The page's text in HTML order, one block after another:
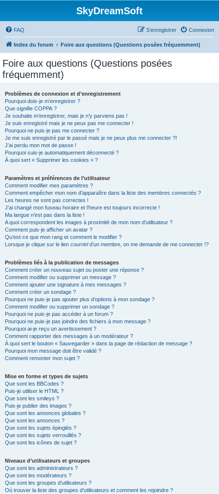
SkyDreamSoft
FAQ Connexion
S’enregistrer
Index du forum Foire aux questions (Questions posées fréquemment)
Foire aux questions (Questions posées
fréquemment)
Problèmes de connexion et d’enregistrement
Pourquoi dois-je m’enregistrer ?
Que signifie COPPA ?
Je souhaite m’enregistrer, mais je n’y parviens pas !
Je suis enregistré mais je ne peux pas me connecter !
Pourquoi ne puis-je pas me connecter ?
Je me suis enregistré par le passé mais je ne peux plus me connecter ?!
J’ai perdu mon mot de passe !
Pourquoi suis-je automatiquement déconnecté ?
À quoi sert « Supprimer les cookies » ?
Paramètres et préférences de l’utilisateur
Comment modifier mes paramètres ?
Comment empêcher mon nom d’apparaître dans la liste des membres connectés ?
Les heures ne sont pas correctes !
J’ai changé mon fuseau horaire et l’heure est toujours incorrecte !
Ma langue n’est pas dans la liste !
A quoi correspondent les images à proximité de mon nom d’utilisateur ?
Comment puis-je afficher un avatar ?
Qu’est-ce que mon rang et comment le modifier ?
Lorsque je clique sur le lien courrield’un membre, on me demande de me connecter !?
Problèmes liés à la publication de messages
Comment créer un nouveau sujet ou poster une réponse ?
Comment modifier ou supprimer un message ?
Comment ajouter une signature à mes messages ?
Comment créer un sondage ?
Pourquoi ne puis-je pas ajouter plus d’options à mon sondage ?
Comment modifier ou supprimer un sondage ?
Pourquoi ne puis-je pas accéder à un forum ?
Pourquoi ne puis-je pas joindre des fichiers à mon message ?
Pourquoi ai-je reçu un avertissement ?
Comment rapporter des messages à un modérateur ?
À quoi sert le bouton « Sauvegarder » dans la page de rédaction de message ?
Pourquoi mon message doit être validé ?
Comment remonter mon sujet ?
Mise en forme et types de sujets
Que sont les BBCodes ?
Puis-je utiliser le HTML ?
Que sont les smileys ?
Puis-je publier des images ?
Que sont les annonces globales ?
Que sont les annonces ?
Que sont les sujets épinglés ?
Que sont les sujets verrouillés ?
Que sont les icônes de sujet ?
Niveaux d’utilisateurs et groupes
Que sont les administrateurs ?
Que sont les modérateurs ?
Que sont les groupes d’utilisateurs ?
Où trouver la liste des groupes d’utilisateurs et comment les rejoindre ?